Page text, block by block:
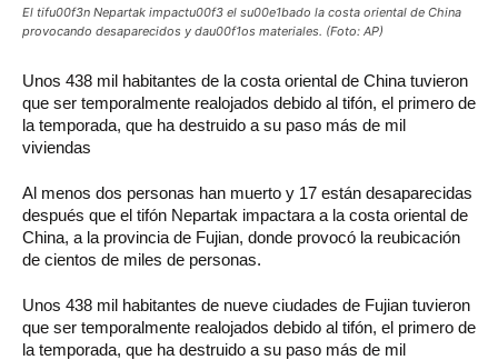
El tifu00f3n Nepartak impactu00f3 el su00e1bado la costa oriental de China
provocando desaparecidos y dau00f1os materiales. (Foto: AP)
Unos 438 mil habitantes de la costa oriental de China tuvieron
que ser temporalmente realojados debido al tifón, el primero de
la temporada, que ha destruido a su paso más de mil
viviendas
Al menos dos personas han muerto y 17 están desaparecidas
después que el tifón Nepartak impactara a la costa oriental de
China, a la provincia de Fujian, donde provocó la reubicación
de cientos de miles de personas.
Unos 438 mil habitantes de nueve ciudades de Fujian tuvieron
que ser temporalmente realojados debido al tifón, el primero de
la temporada, que ha destruido a su paso más de mil